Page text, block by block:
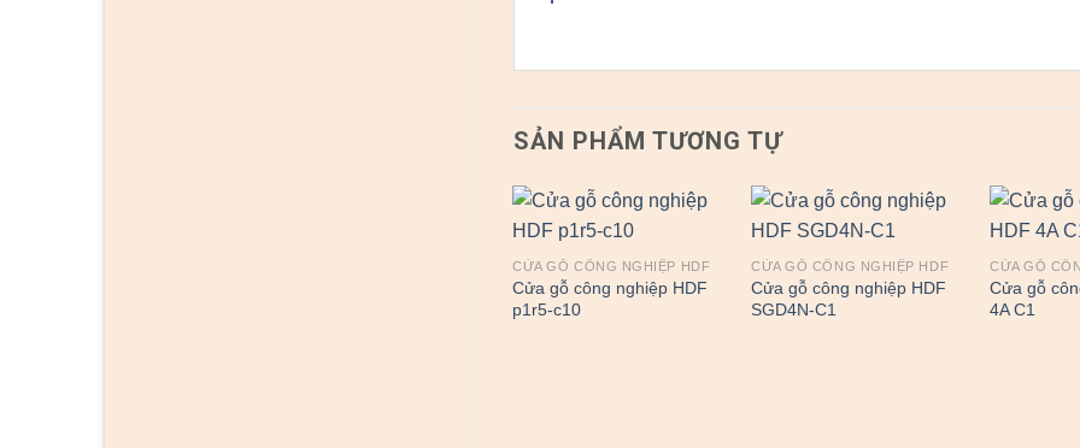
SẢN PHẨM TƯƠNG TỰ
CỬA GỖ CÔNG NGHIỆP HDF
Cửa gỗ công nghiệp HDF
p1r5-c10
CỬA GỖ CÔNG NGHIỆP HDF
Cửa gỗ công nghiệp HDF
SGD4N-C1
CỬA GỖ
Cửa gỗ
4A C1